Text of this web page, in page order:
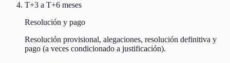
T+3 a T+6 meses
Resolución y pago
Resolución provisional, alegaciones, resolución definitiva y
pago (a veces condicionado a justificación).